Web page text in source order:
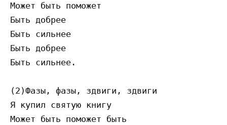
Может быть поможет
Быть добрее
Быть сильнее
Быть добрее
Быть сильнее.
(2)Фазы, фазы, здвиги, здвиги
Я купил святую книгу
Может быть поможет быть